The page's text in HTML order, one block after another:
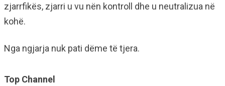
zjarrfikës, zjarri u vu nën kontroll dhe u neutralizua në
kohë.
Nga ngjarja nuk pati dëme të tjera.
Top Channel